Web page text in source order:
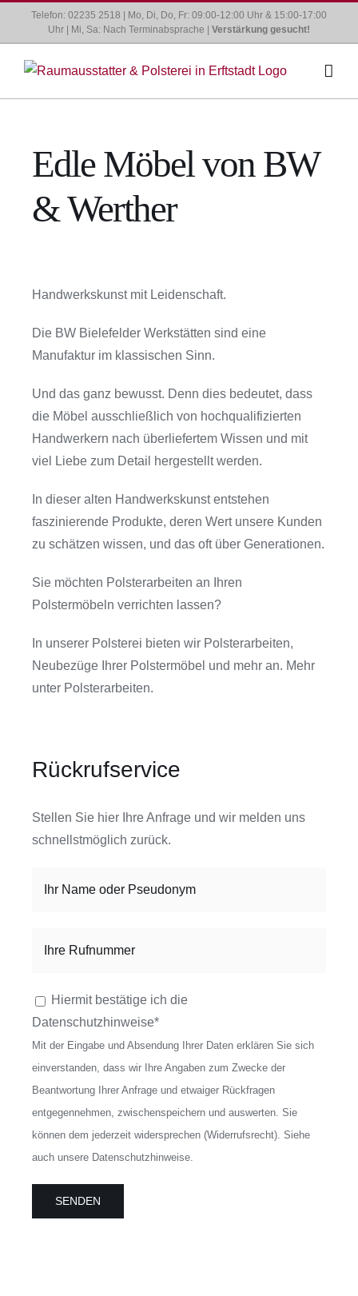
Telefon: 02235 2518 | Mo, Di, Do, Fr: 09:00-12:00 Uhr & 15:00-17:00
Uhr | Mi, Sa: Nach Terminabsprache | Verstärkung gesucht!
Edle Möbel von BW
& Werther
Handwerkskunst mit Leidenschaft.
Die BW Bielefelder Werkstätten sind eine
Manufaktur im klassischen Sinn.
Und das ganz bewusst. Denn dies bedeutet, dass
die Möbel ausschließlich von hochqualifizierten
Handwerkern nach überliefertem Wissen und mit
viel Liebe zum Detail hergestellt werden.
In dieser alten Handwerkskunst entstehen
faszinierende Produkte, deren Wert unsere Kunden
zu schätzen wissen, und das oft über Generationen.
Sie möchten Polsterarbeiten an Ihren
Polstermöbeln verrichten lassen?
In unserer Polsterei bieten wir Polsterarbeiten,
Neubezüge Ihrer Polstermöbel und mehr an. Mehr
unter Polsterarbeiten.
Rückrufservice
Stellen Sie hier Ihre Anfrage und wir melden uns
schnellstmöglich zurück.
Bitte lasse dieses Feld leer.
Hiermit bestätige ich die
Datenschutzhinweise*
Mit der Eingabe und Absendung Ihrer Daten erklären Sie sich
einverstanden, dass wir Ihre Angaben zum Zwecke der
Beantwortung Ihrer Anfrage und etwaiger Rückfragen
entgegennehmen, zwischenspeichern und auswerten. Sie
können dem jederzeit widersprechen (Widerrufsrecht). Siehe
auch unsere Datenschutzhinweise.